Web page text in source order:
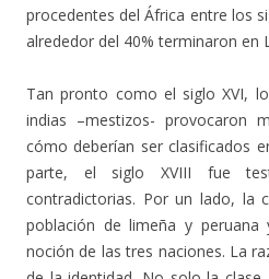
procedentes del África entre los
alrededor del 40% terminaron en
Tan pronto como el siglo XVI,
indias –mestizos- provocaron
cómo deberían ser clasificados
parte, el siglo XVIII fue
contradictorias. Por un lado, la
población de limeña y
noción de las tres naciones. La